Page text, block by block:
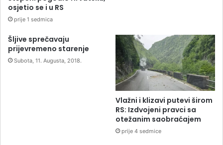
osjetio se i u RS
prije 1 sedmica
Šljive sprečavaju
prijevremeno starenje
Subota, 11. Augusta, 2018.
Vlažni i klizavi putevi širom
RS: Izdvojeni pravci sa
otežanim saobraćajem
prije 4 sedmice